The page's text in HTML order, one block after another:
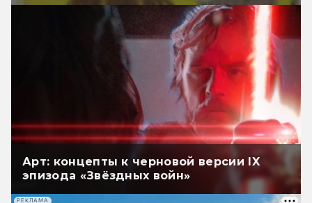
Арт: концепты к черновой версии IX
эпизода «Звёздных войн»
РЕКЛАМА